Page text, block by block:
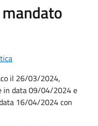
il 26/03/2024,
in data 09/04/2024 e
16/04/2024 con